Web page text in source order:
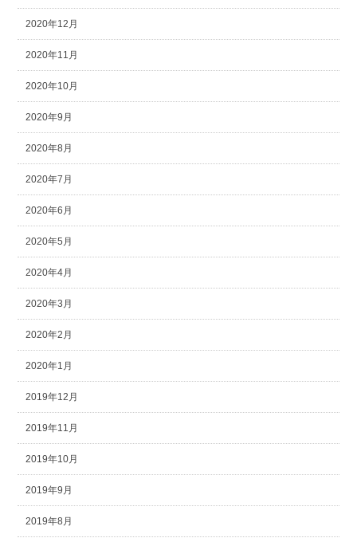
2020年12月
2020年11月
2020年10月
2020年9月
2020年8月
2020年7月
2020年6月
2020年5月
2020年4月
2020年3月
2020年2月
2020年1月
2019年12月
2019年11月
2019年10月
2019年9月
2019年8月